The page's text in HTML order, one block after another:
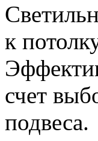
к
счет
подвеса.